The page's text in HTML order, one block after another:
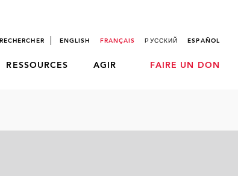
RECHERCHER ENGLISH FRANÇAIS РУССКИЙ ESPAÑOL
RESSOURCES AGIR FAIRE UN DON